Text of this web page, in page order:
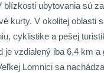
blízkosti ubytovania sú
kurty. V okolitej oblasti
cyklistike a pešej
je vzdialený iba 6,4 km a
Lomnici sa